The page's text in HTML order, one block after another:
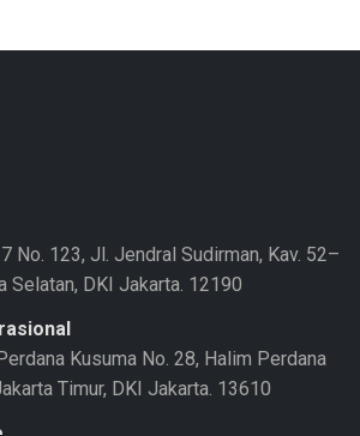
No. 123, Jl. Jendral Sudirman, Kav. 52–
Selatan, DKI Jakarta. 12190
Kusuma No. 28, Halim Perdana
Timur, DKI Jakarta. 13610